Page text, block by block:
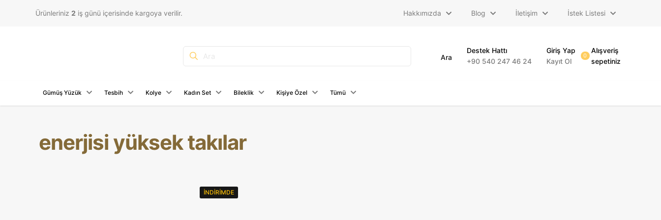
Ürünleriniz 2 iş günü içerisinde kargoya verilir. Hakkımızda Blog İletişim İstek Listesi
Ara
Destek Hattı
+90 540 247 46 24
Giriş Yap
Kayıt Ol
0
Alışveriş
sepetiniz
Gümüş Yüzük Tesbih Kolye Kadın Set Bileklik Kişiye Özel Tümü
enerjisi yüksek takılar
İNDIRIMDE